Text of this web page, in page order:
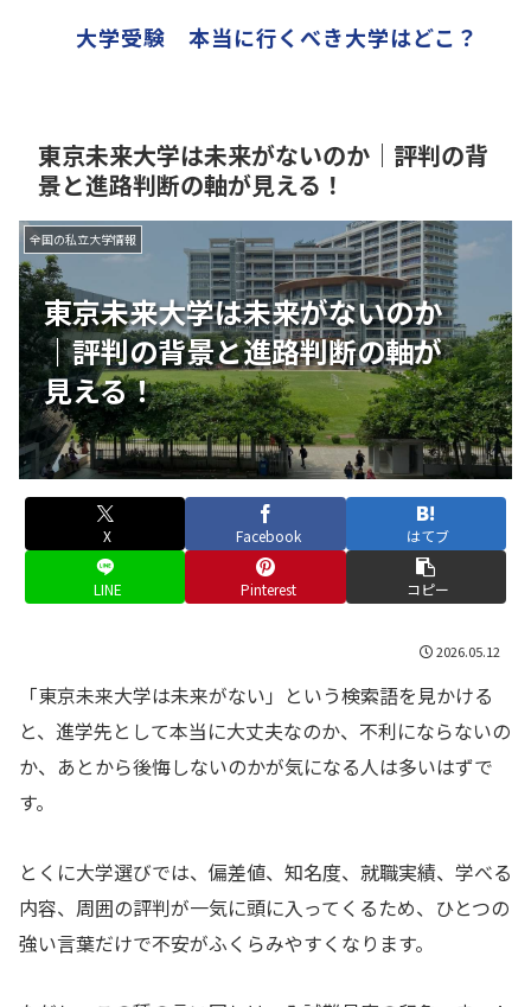
大学受験 本当に行くべき大学はどこ？
東京未来大学は未来がないのか｜評判の背
景と進路判断の軸が見える！
東京未来大学は未来がないのか
｜評判の背景と進路判断の軸が
見える！
全国の私立大学情報
X Facebook はてブ
LINE Pinterest コピー
2026.05.12
「東京未来大学は未来がない」という検索語を見かける
と、進学先として本当に大丈夫なのか、不利にならないの
か、あとから後悔しないのかが気になる人は多いはずで
す。
とくに大学選びでは、偏差値、知名度、就職実績、学べる
内容、周囲の評判が一気に頭に入ってくるため、ひとつの
強い言葉だけで不安がふくらみやすくなります。